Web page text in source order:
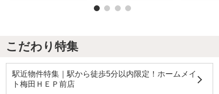
こだわり特集
駅近物件特集｜駅から徒歩5分以内限定！ホームメイ
ト梅田ＨＥＰ前店